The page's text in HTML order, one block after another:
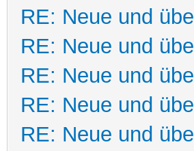
RE: Neue und
RE: Neue und
RE: Neue und
RE: Neue und
RE: Neue und